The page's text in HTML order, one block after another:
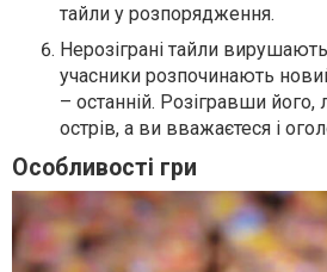
тайли у розпорядження.
Нерозіграні тайли
учасники розпочинають
– останній. Розігравши його,
острів, а ви вважаєтеся і
Особливості гри